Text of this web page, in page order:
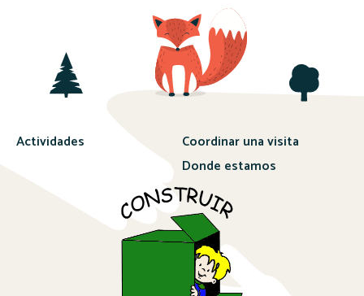
Actividades
Coordinar una visita
Donde estamos